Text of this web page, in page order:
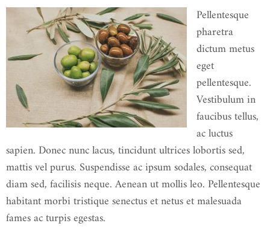
Pellentesque
pharetra
dictum metus
eget
pellentesque.
Vestibulum in
faucibus tellus,
ac luctus
sapien. Donec nunc lacus, tincidunt ultrices lobortis sed,
mattis vel purus. Suspendisse ac ipsum sodales, consequat
diam sed, facilisis neque. Aenean ut mollis leo. Pellentesque
habitant morbi tristique senectus et netus et malesuada
fames ac turpis egestas.